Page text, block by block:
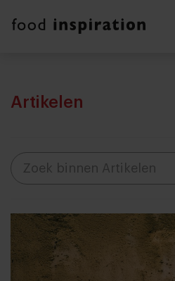
Artikelen